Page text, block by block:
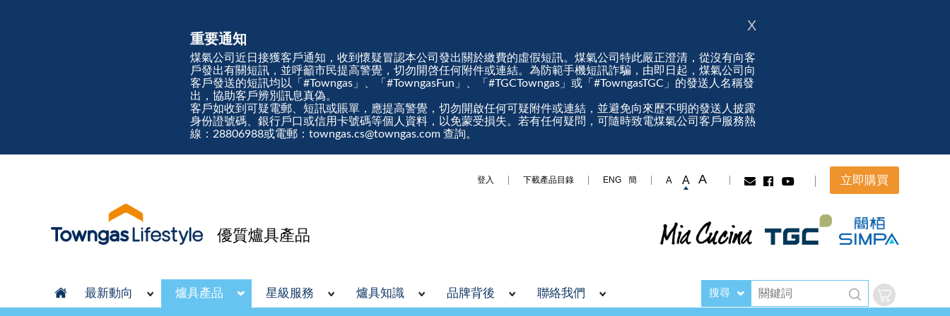
重要通知
煤氣公司近日接獲客戶通知，收到懷疑冒認本公司發出關於繳費的虛假短訊。煤氣公司特此嚴正澄清，從沒有向客
戶發出有關短訊，並呼籲市民提高警覺，切勿開啓任何附件或連結。為防範手機短訊詐騙，由即日起，煤氣公司向
客戶發送的短訊均以「#Towngas」、「#TowngasFun」、「#TGCTowngas」或「#TowngasTGC」的發送人名稱發
出，協助客戶辨別訊息真偽。
客戶如收到可疑電郵、短訊或賬單，應提高警覺，切勿開啟任何可疑附件或連結，並避免向來歷不明的發送人披露
身份證號碼、銀行戶口或信用卡號碼等個人資料，以免蒙受損失。若有任何疑問，可隨時致電煤氣公司客戶服務熱
線：28806988或電郵：towngas.cs@towngas.com 查詢。
X
登入 下載產品目錄 ENG 簡 A A A 立即購買
優質爐具產品
最新動向 爐具產品 星級服務 爐具知識 品牌背後 聯絡我們 搜尋